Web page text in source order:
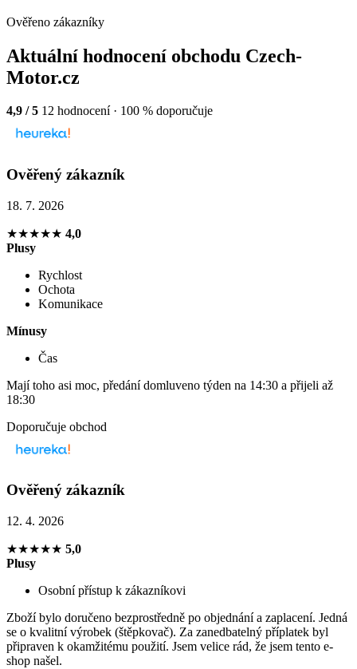
Ověřeno zákazníky
Aktuální hodnocení obchodu Czech-
Motor.cz
4,9 / 5 12 hodnocení · 100 % doporučuje
Ověřený zákazník
18. 7. 2026
★★★★★ 4,0
Plusy
Rychlost
Ochota
Komunikace
Mínusy
Čas
Mají toho asi moc, předání domluveno týden na 14:30 a přijeli až
18:30
Doporučuje obchod
Ověřený zákazník
12. 4. 2026
★★★★★ 5,0
Plusy
Osobní přístup k zákazníkovi
Zboží bylo doručeno bezprostředně po objednání a zaplacení. Jedná
se o kvalitní výrobek (štěpkovač). Za zanedbatelný příplatek byl
připraven k okamžitému použití. Jsem velice rád, že jsem tento e-
shop našel.